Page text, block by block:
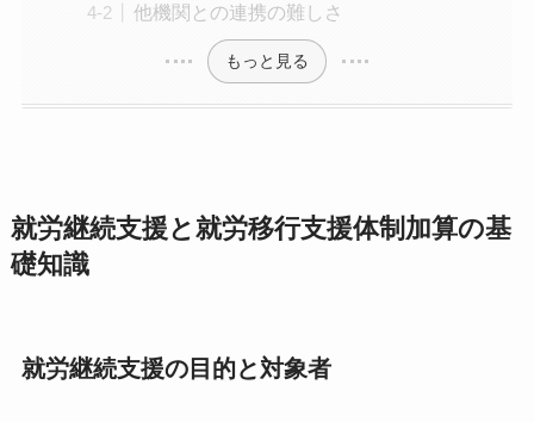
他機関との連携の難しさ
もっと見る
就労継続支援と就労移行支援体制加算の基
礎知識
就労継続支援の目的と対象者